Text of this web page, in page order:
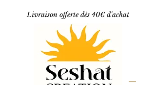
Livraison offerte dès 40€ d'achat